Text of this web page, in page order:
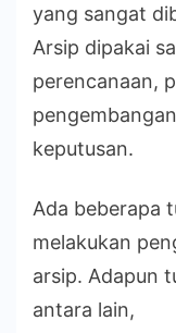
yang sangat
Arsip dipakai
perencanaan,
keputusan.
Ada beberapa
melakukan
arsip. Adapun
antara lain,